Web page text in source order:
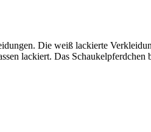
Die weiß lackierte
lackiert. Das